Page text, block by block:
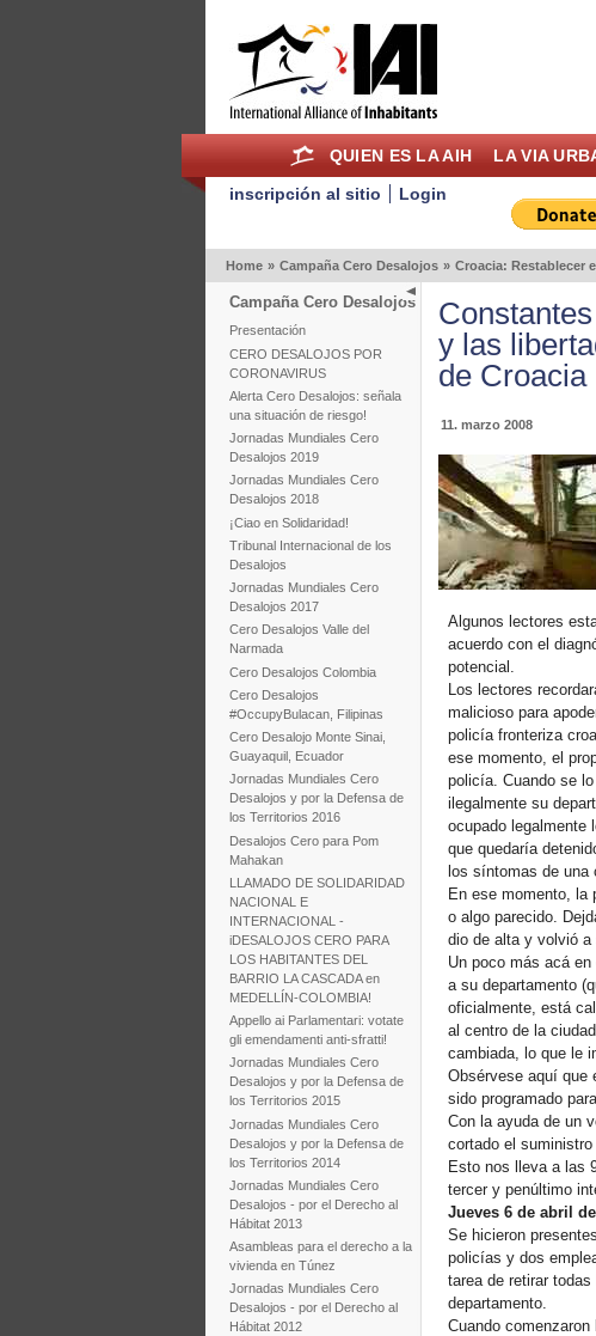
QUIEN ES LA AIH LA VIA
inscripción al sitio
Login
Home » Campaña Cero Desalojos » Croacia: Restablecer
Campaña Cero Desalojos
Presentación
CERO DESALOJOS POR
CORONAVIRUS
Alerta Cero Desalojos: señala
una situación de riesgo!
Jornadas Mundiales Cero
Desalojos 2019
Jornadas Mundiales Cero
Desalojos 2018
¡Ciao en Solidaridad!
Tribunal Internacional de los
Desalojos
Jornadas Mundiales Cero
Desalojos 2017
Cero Desalojos Valle del
Narmada
Cero Desalojos Colombia
Cero Desalojos
#OccupyBulacan, Filipinas
Cero Desalojo Monte Sinai,
Guayaquil, Ecuador
Jornadas Mundiales Cero
Desalojos y por la Defensa de
los Territorios 2016
Desalojos Cero para Pom
Mahakan
LLAMADO DE SOLIDARIDAD
NACIONAL E
INTERNACIONAL -
iDESALOJOS CERO PARA
LOS HABITANTES DEL
BARRIO LA CASCADA en
MEDELLÍN-COLOMBIA!
Appello ai Parlamentari: votate
gli emendamenti anti-sfratti!
Jornadas Mundiales Cero
Desalojos y por la Defensa de
los Territorios 2015
Jornadas Mundiales Cero
Desalojos y por la Defensa de
los Territorios 2014
Jornadas Mundiales Cero
Desalojos - por el Derecho al
Hábitat 2013
Asambleas para el derecho a la
vivienda en Túnez
Jornadas Mundiales Cero
Desalojos - por el Derecho al
Hábitat 2012
y las
de Croacia
11. marzo 2008
Algunos lectores
acuerdo con el
potencial.
Los lectores
malicioso para
policía fronteriza
ese momento, el
policía. Cuando se
ilegalmente su
ocupado legalmente
que quedaría
los síntomas de una
En ese momento, la
o algo parecido.
dio de alta y volvió a
Un poco más acá
a su departamento
oficialmente, está
al centro de la
cambiada, lo que le
Obsérvese aquí que
sido programado
Con la ayuda de un
cortado el
Esto nos lleva a las
tercer y penúltimo
Jueves 6 de abril
Se hicieron
policías y dos
tarea de retirar
departamento.
Cuando